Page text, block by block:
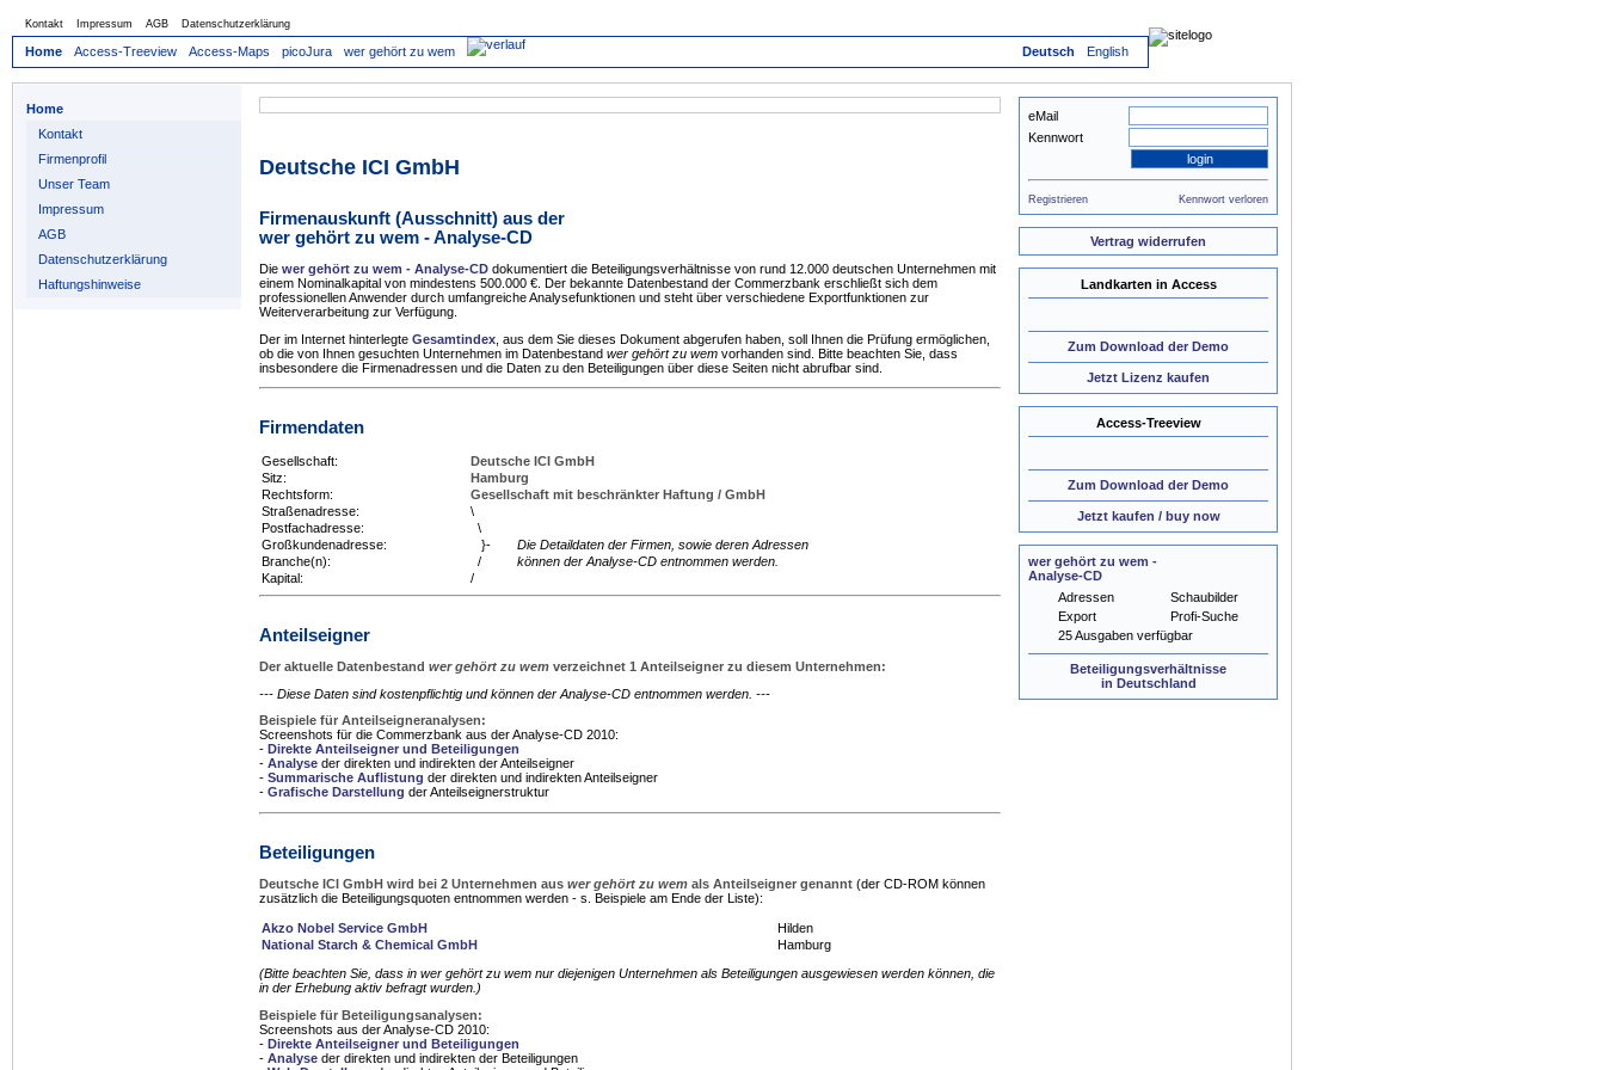
Kontakt Impressum AGB Datenschutzerklärung
Home Access-Treeview Access-Maps picoJura wer gehört zu wem Deutsch English
Home
Kontakt
Firmenprofil
Unser Team
Impressum
AGB
Datenschutzerklärung
Haftungshinweise
Deutsche ICI GmbH
Firmenauskunft (Ausschnitt) aus der
wer gehört zu wem - Analyse-CD
Die wer gehört zu wem - Analyse-CD dokumentiert die Beteiligungsverhältnisse von rund 12.000 deutschen Unternehmen mit
einem Nominalkapital von mindestens 500.000 €. Der bekannte Datenbestand der Commerzbank erschließt sich dem
professionellen Anwender durch umfangreiche Analysefunktionen und steht über verschiedene Exportfunktionen zur
Weiterverarbeitung zur Verfügung.
Der im Internet hinterlegte Gesamtindex , aus dem Sie dieses Dokument abgerufen haben, soll Ihnen die Prüfung ermöglichen,
ob die von Ihnen gesuchten Unternehmen im Datenbestand wer gehört zu wem vorhanden sind. Bitte beachten Sie, dass
insbesondere die Firmenadressen und die Daten zu den Beteiligungen über diese Seiten nicht abrufbar sind.
Firmendaten
Gesellschaft:
Deutsche ICI GmbH
Sitz:
Hamburg
Rechtsform:
Gesellschaft mit beschränkter Haftung / GmbH
Straßenadresse:
\
Postfachadresse:
\
Großkundenadresse:
}-
Die Detaildaten der Firmen, sowie deren Adressen
Branche(n):
/
können der Analyse-CD entnommen werden.
Kapital:
/
Anteilseigner
Der aktuelle Datenbestand wer gehört zu wem verzeichnet 1 Anteilseigner zu diesem Unternehmen:
--- Diese Daten sind kostenpflichtig und können der Analyse-CD entnommen werden. ---
Beispiele für Anteilseigneranalysen:
Screenshots für die Commerzbank aus der Analyse-CD 2010:
- Direkte Anteilseigner und Beteiligungen
- Analyse der direkten und indirekten der Anteilseigner
- Summarische Auflistung der direkten und indirekten Anteilseigner
- Grafische Darstellung der Anteilseignerstruktur
Beteiligungen
Deutsche ICI GmbH wird bei 2 Unternehmen aus wer gehört zu wem als Anteilseigner genannt (der CD-ROM können
zusätzlich die Beteiligungsquoten entnommen werden - s. Beispiele am Ende der Liste):
Akzo Nobel Service GmbH
Hilden
National Starch & Chemical GmbH
Hamburg
(Bitte beachten Sie, dass in wer gehört zu wem nur diejenigen Unternehmen als Beteiligungen ausgewiesen werden können, die
in der Erhebung aktiv befragt wurden.)
Beispiele für Beteiligungsanalysen:
Screenshots aus der Analyse-CD 2010:
- Direkte Anteilseigner und Beteiligungen
- Analyse der direkten und indirekten der Beteiligungen
eMail
Kennwort
Registrieren Kennwort verloren
Vertrag widerrufen
Landkarten in Access
Zum Download der Demo
Jetzt Lizenz kaufen
Access-Treeview
Zum Download der Demo
Jetzt kaufen / buy now
wer gehört zu wem -
Analyse-CD
Adressen
Schaubilder
Export
Profi-Suche
25 Ausgaben verfügbar
Beteiligungsverhältnisse
in Deutschland